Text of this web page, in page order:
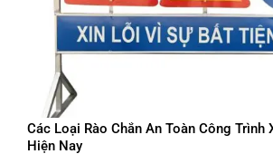
Các Loại Rào Chắn An Toàn Công Trình
Hiện Nay